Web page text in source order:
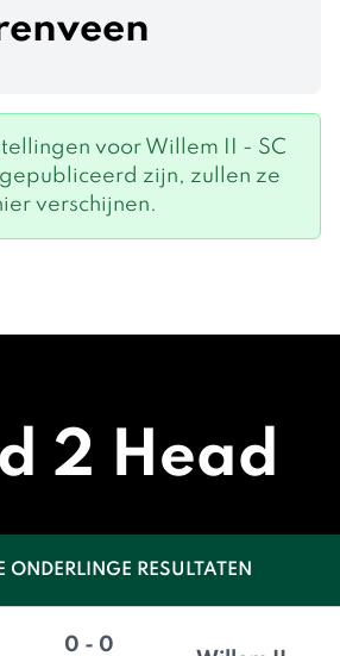
voor Willem II - SC
zijn, zullen ze
verschijnen.
2 Head
ONDERLINGE RESULTATEN
0 - 0